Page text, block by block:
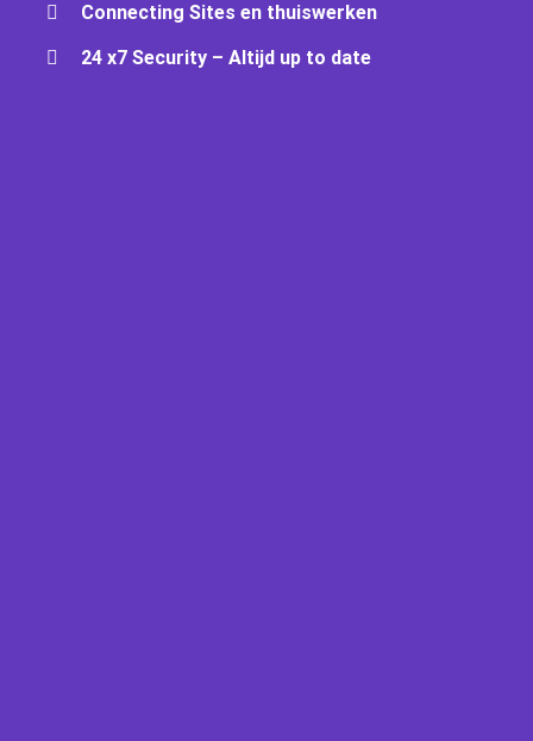
Connecting Sites en thuiswerken
24 x7 Security – Altijd up to date